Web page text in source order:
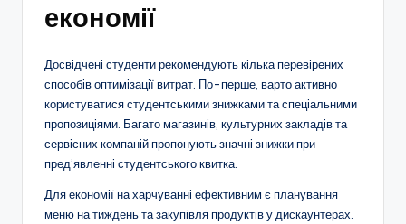
економії
Досвідчені студенти рекомендують кілька перевірених
способів оптимізації витрат. По-перше, варто активно
користуватися студентськими знижками та спеціальними
пропозиціями. Багато магазинів, культурних закладів та
сервісних компаній пропонують значні знижки при
пред’явленні студентського квитка.
Для економії на харчуванні ефективним є планування
меню на тиждень та закупівля продуктів у дискаунтерах.